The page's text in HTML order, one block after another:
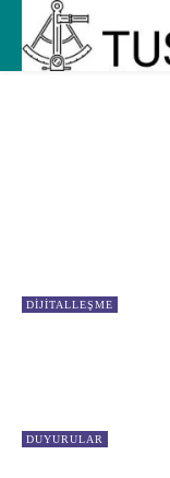
DIJITALLEŞME
DUYURULAR